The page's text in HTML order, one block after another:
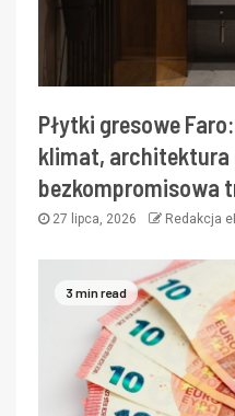
Płytki gresowe
klimat, architektura
bezkompromisowa
27 lipca, 2026 Redakcja
3 min read